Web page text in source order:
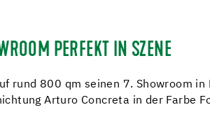
PERFEKT IN SZENE
rund 800 qm seinen 7. Showroom in
Arturo Concreta in der Farbe